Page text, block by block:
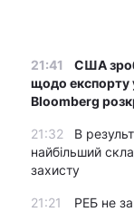
21:41
США
щодо експорту
Bloomberg
21:32
В
найбільший
захисту
21:21
РЕБ не